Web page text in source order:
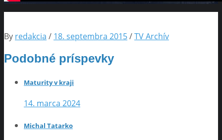
By redakcia / 18. septembra 2015/TV Archív
Podobné príspevky
Maturity v kraji
14. marca 2024
Michal Tatarko